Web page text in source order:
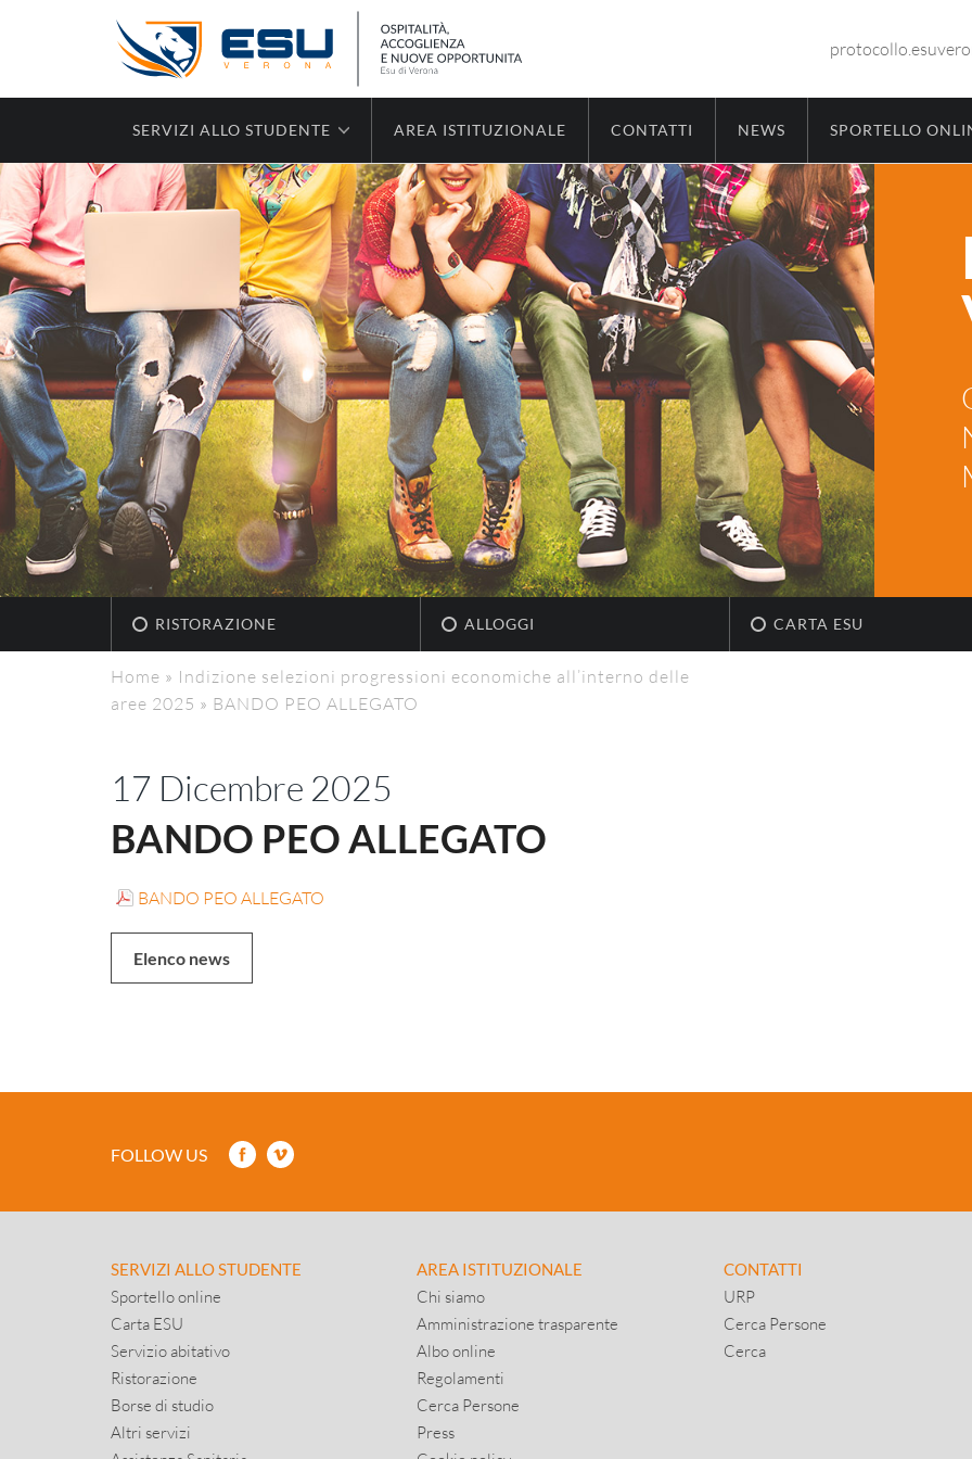
SERVIZI ALLO STUDENTE AREA ISTITUZIONALE CONTATTI NEWS SPORTELLO
RISTORAZIONE ALLOGGI CARTA ESU
Home » Indizione selezioni progressioni economiche all’interno delle
aree 2025 » BANDO PEO ALLEGATO
17 Dicembre 2025
BANDO PEO ALLEGATO
BANDO PEO ALLEGATO
Elenco news
FOLLOW US
SERVIZI ALLO STUDENTE
Sportello online
Carta ESU
Servizio abitativo
Ristorazione
Borse di studio
Altri servizi
AREA ISTITUZIONALE
Chi siamo
Amministrazione trasparente
Albo online
Regolamenti
Cerca Persone
Press
CONTATTI
URP
Cerca Persone
Cerca